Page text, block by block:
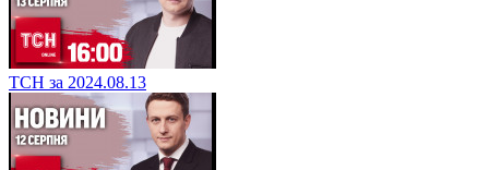
ТСН за 2024.08.13